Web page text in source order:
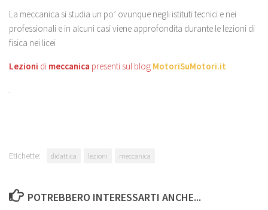
La meccanica si studia un po’ ovunque negli istituti tecnici e nei
professionali e in alcuni casi viene approfondita durante le lezioni di
fisica nei licei
Lezioni di meccanica presenti sul blog MotoriSuMotori.it
Etichette: didattica lezioni meccanica
POTREBBERO INTERESSARTI ANCHE...